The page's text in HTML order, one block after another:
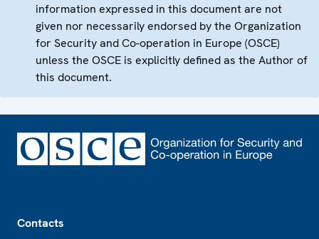
information expressed in this document are not
given nor necessarily endorsed by the Organization
for Security and Co-operation in Europe (OSCE)
unless the OSCE is explicitly defined as the Author of
this document.
Contacts